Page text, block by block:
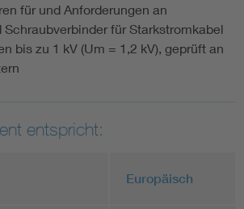
für und Anforderungen an
Schraubverbinder für Starkstromkabel
bis zu 1 kV (Um = 1,2 kV), geprüft an
entspricht:
Europäisch